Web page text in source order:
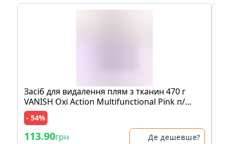
Засіб для видалення плям з тканин 470 г
VANISH Oxi Action Multifunctional Pink п/
банка
- 54%
113.90грн Де дешевше?